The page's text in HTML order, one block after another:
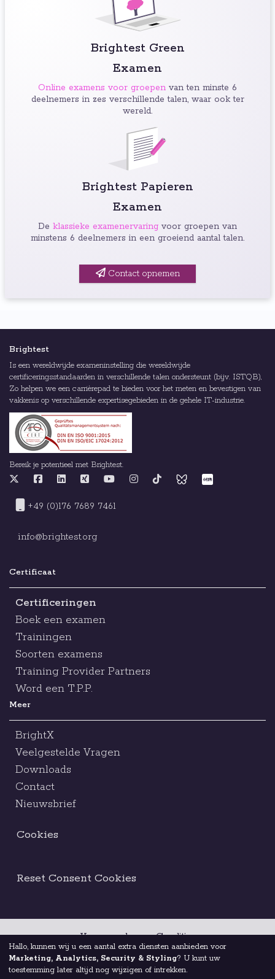
Brightest Green
Examen
Online examens voor groepen van ten minste 6
deelnemers in zes verschillende talen, waar ook ter
wereld.
Brightest Papieren
Examen
De klassieke examenervaring voor groepen van
minstens 6 deelnemers in een groeiend aantal talen.
Contact opnemen
Brightest
Is een wereldwijde exameninstelling die wereldwijde
certificeringsstandaarden in verschillende talen ondersteunt (bijv. ISTQB),
Zo helpen we een carrièrepad te bieden voor het meten en bevestigen van
vakkenis op verschillende expertisegebieden in de gehele IT-industrie.
Bereik je potentieel met Brightest.
+49 (0)176 7689 7461
info@brightest.org
Certificaat
Certificeringen
Boek een examen
Trainingen
Soorten examens
Training Provider Partners
Word een T.P.P.
Meer
BrightX
Veelgestelde Vragen
Downloads
Contact
Nieuwsbrief
Cookies
Reset Consent Cookies
Voorwaarden en Condities
Juridische Kennisgeving
Hallo, kunnen wij u een aantal extra diensten aanbieden voor
Marketing, Analytics, Security & Styling? U kunt uw
toestemming later altijd nog wijzigen of intrekken.